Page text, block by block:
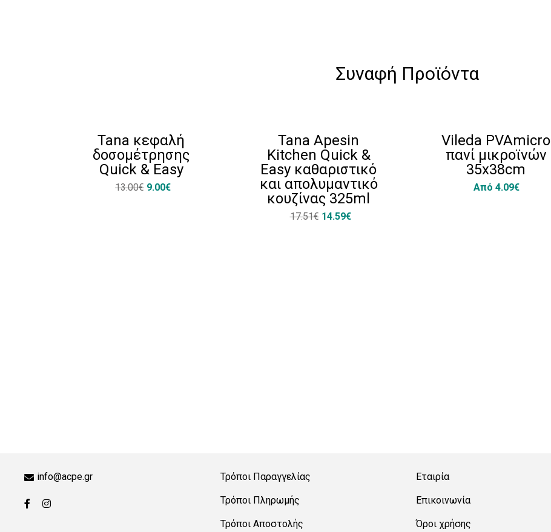
Συναφή Προϊόντα
Tana κεφαλή
δοσομέτρησης
Quick & Easy
13.00€ 9.00€
Tana Apesin
Kitchen Quick &
Easy καθαριστικό
και απολυμαντικό
κουζίνας 325ml
17.51€ 14.59€
Vileda PVAmicro
πανί μικροϊνών
35x38cm
Από 4.09€
info@acpe.gr Τρόποι Παραγγελίας
Τρόποι Πληρωμής
Τρόποι Αποστολής
Εταιρία
Επικοινωνία
Όροι χρήσης